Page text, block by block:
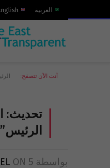
العربية
أنت الآن تتصفح:
تحديث:
الرئيس”
بواسطة ON 5 أكتوبر 2012